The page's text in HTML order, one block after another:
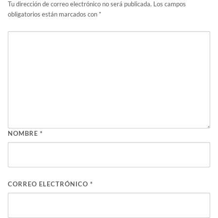
Tu dirección de correo electrónico no será publicada. Los campos
obligatorios están marcados con *
NOMBRE *
CORREO ELECTRÓNICO *